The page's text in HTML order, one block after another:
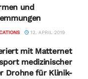
und
12. APRIL 2019
mit Matternet
medizinischer
Drohne für Klinik-